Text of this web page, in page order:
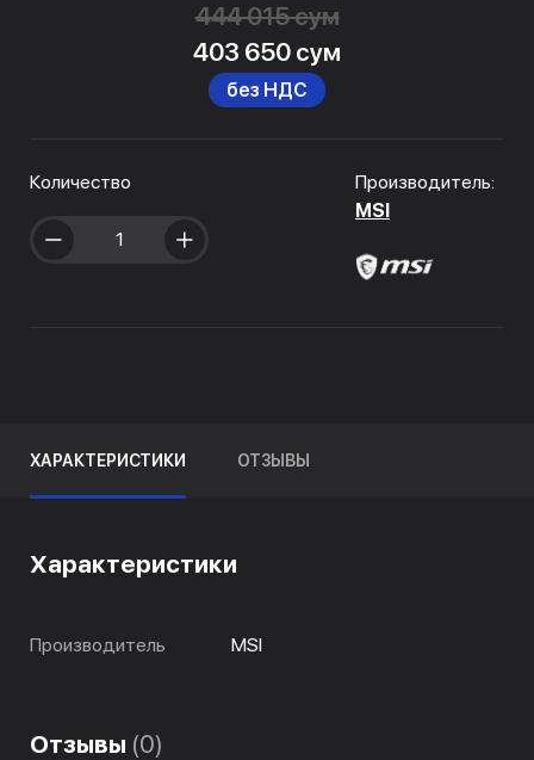
444 015 сум
403 650 сум
без НДС
Количество
Производитель:
MSI
ХАРАКТЕРИСТИКИ ОТЗЫВЫ
Характеристики
Производитель MSI
Отзывы (0)